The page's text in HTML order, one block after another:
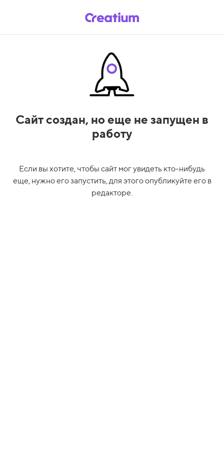
Сайт создан, но еще не запущен в
работу
Если вы хотите, чтобы сайт мог увидеть кто-нибудь
еще, нужно его запустить, для этого опубликуйте его в
редакторе.